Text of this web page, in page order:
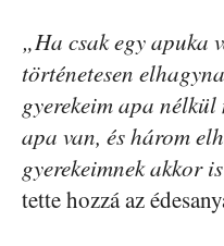
„Ha csak egy apuka
történetesen
gyerekeim apa
apa van, és három
gyerekeimnek akkor
tette hozzá az